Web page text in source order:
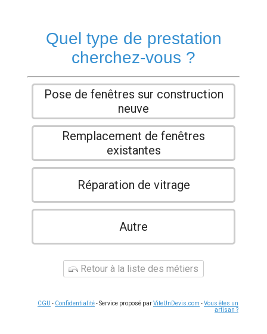
Quel type de prestation
cherchez-vous ?
Pose de fenêtres sur construction
neuve
Remplacement de fenêtres
existantes
Réparation de vitrage
Autre
Retour à la liste des métiers
CGU - Confidentialité- Service proposé parViteUnDevis.com -Vous êtes un
artisan ?